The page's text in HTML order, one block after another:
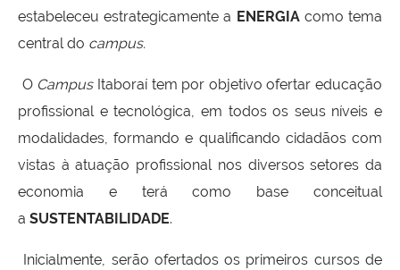
estabeleceu estrategicamente a ENERGIAcomo tema
central do campus.
O Campus Itaboraí tem por objetivo ofertar educação
profissional e tecnológica, em todos os seus níveis e
modalidades, formando e qualificando cidadãos com
vistas à atuação profissional nos diversos setores da
economia e terá como base conceitual
a SUSTENTABILIDADE.
Inicialmente, serão ofertados os primeiros cursos de